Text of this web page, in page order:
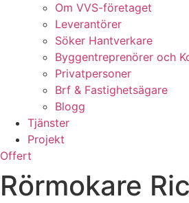
Om VVS-företaget
Leverantörer
Söker Hantverkare
Byggentreprenörer och
Privatpersoner
Brf & Fastighetsägare
Blogg
Tjänster
Projekt
Offert
Rörmokare